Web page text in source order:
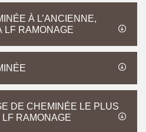
À L’ANCIENNE,
LF RAMONAGE
DE CHEMINÉE LE PLUS
RAMONAGE